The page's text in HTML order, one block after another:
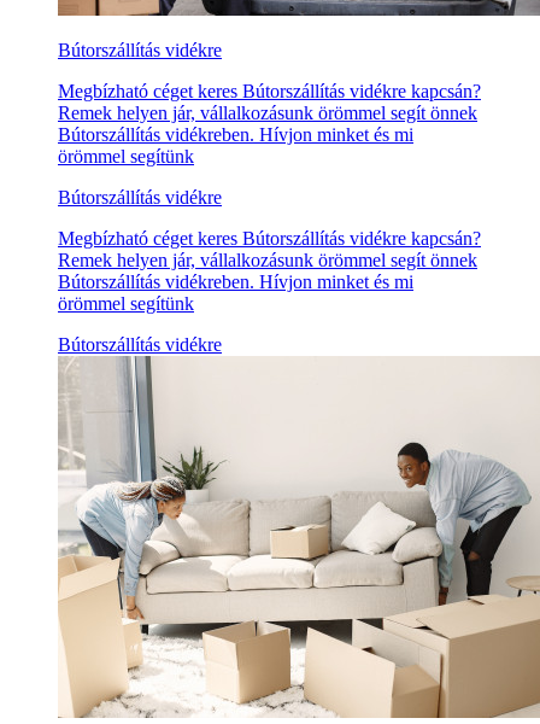
Bútorszállítás vidékre
Megbízható céget keres Bútorszállítás vidékre kapcsán?
Remek helyen jár, vállalkozásunk örömmel segít önnek
Bútorszállítás vidékreben. Hívjon minket és mi
örömmel segítünk
Bútorszállítás vidékre
Megbízható céget keres Bútorszállítás vidékre kapcsán?
Remek helyen jár, vállalkozásunk örömmel segít önnek
Bútorszállítás vidékreben. Hívjon minket és mi
örömmel segítünk
Bútorszállítás vidékre